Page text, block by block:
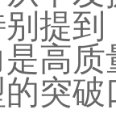
提
高
突